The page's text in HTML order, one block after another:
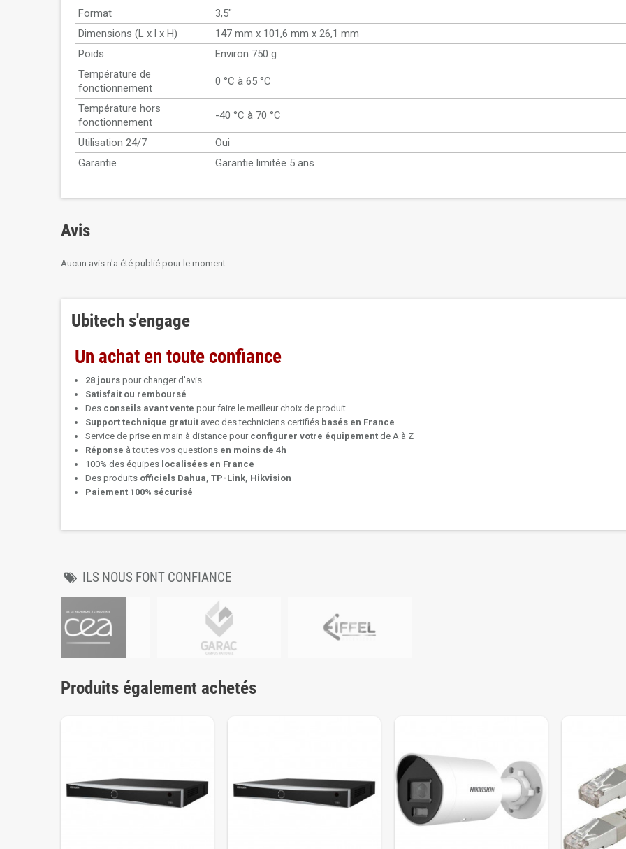
Format
3,5"
Dimensions (L x l x H)
147 mm x 101,6 mm x 26,1 mm
Poids
Environ 750 g
Température de
fonctionnement
0 °C à 65 °C
Température hors
fonctionnement
-40 °C à 70 °C
Utilisation 24/7
Oui
Garantie
Garantie limitée 5 ans
Avis
Aucun avis n'a été publié pour le moment.
Ubitech s'engage
Un achat en toute confiance
28 jours pour changer d'avis
Satisfait ou remboursé
Des conseils avant vente pour faire le meilleur choix de produit
Support technique gratuit avec des techniciens certifiés basés en France
Service de prise en main à distance pour configurer votre équipement de A à Z
Réponse à toutes vos questions en moins de 4h
100% des équipes localisées en France
Des produits officiels Dahua, TP-Link, Hikvision
Paiement 100% sécurisé
ILS NOUS FONT CONFIANCE
Produits également achetés